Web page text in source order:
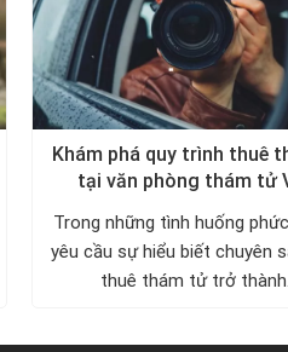
Khám phá quy trình thuê
tại văn phòng thám tử
Trong những tình huống
yêu cầu sự hiểu biết chuyên
thuê thám tử trở